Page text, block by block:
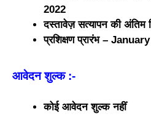
2022
दस्तावेज़ सत्यापन की
प्रशिक्षण प्रारंभ –
आवेदन शुल्क:-
कोई आवेदन शुल्क नहीं